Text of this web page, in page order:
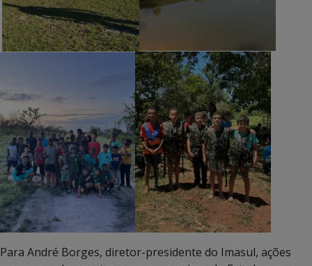
Para André Borges, diretor-presidente do Imasul, ações